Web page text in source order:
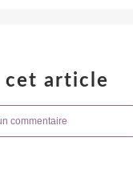
cet article
commentaire